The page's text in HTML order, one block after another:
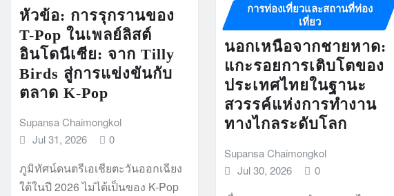
หัวข้อ: การรุกรานของ
T-Pop ในเพลย์ลิสต์
อินโดนีเซีย: จาก Tilly
Birds สู่การแข่งขันกับ
ตลาด K-Pop
Supansa Chaimongkol
Jul 31, 2026
0
ภูมิทัศน์ดนตรีเอเชียตะวันออกเฉียง
ใต้ในปี 2026 ไม่ได้เป็นของ K-Pop
การท่องเที่ยวและสถานที่ท่อง
เที่ยว
นอกเหนือจากชายหาด:
แกะรอยการเติบโตของ
ประเทศไทยในฐานะ
สวรรค์แห่งการทำงาน
ทางไกลระดับโลก
Supansa Chaimongkol
Jul 30, 2026
0